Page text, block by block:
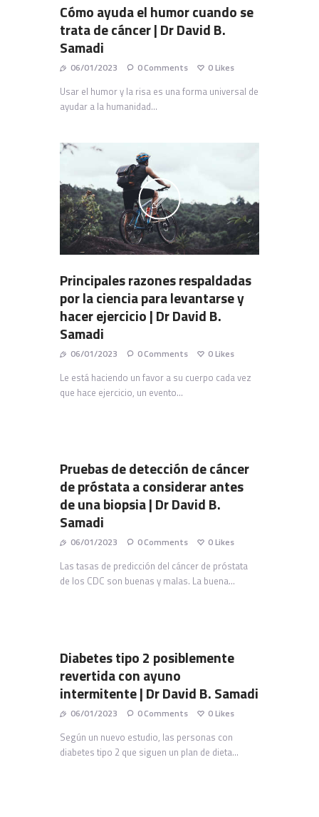
Cómo ayuda el humor cuando se
trata de cáncer | Dr David B.
Samadi
06/01/2023 0Comments 0Likes
Usar el humor y la risa es una forma universal de
ayudar a la humanidad…
Principales razones respaldadas
por la ciencia para levantarse y
hacer ejercicio | Dr David B.
Samadi
06/01/2023 0Comments 0Likes
Le está haciendo un favor a su cuerpo cada vez
que hace ejercicio, un evento…
Pruebas de detección de cáncer
de próstata a considerar antes
de una biopsia | Dr David B.
Samadi
06/01/2023 0Comments 0Likes
Las tasas de predicción del cáncer de próstata
de los CDC son buenas y malas. La buena…
Diabetes tipo 2 posiblemente
revertida con ayuno
intermitente | Dr David B. Samadi
06/01/2023 0Comments 0Likes
Según un nuevo estudio, las personas con
diabetes tipo 2 que siguen un plan de dieta…